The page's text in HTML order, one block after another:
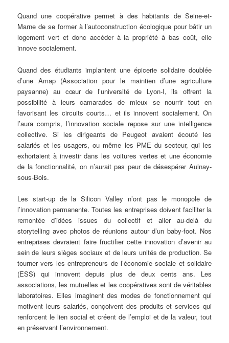
Quand une coopérative permet à des habitants de Seine-et-
Marne de se former à l’autoconstruction écologique pour bâtir un
logement vert et donc accéder à la propriété à bas coût, elle
innove socialement.
Quand des étudiants implantent une épicerie solidaire doublée
d’une Amap (Association pour le maintien d’une agriculture
paysanne) au cœur de l’université de Lyon-I, ils offrent la
possibilité à leurs camarades de mieux se nourrir tout en
favorisant les circuits courts… et ils innovent socialement. On
l’aura compris, l’innovation sociale repose sur une intelligence
collective. Si les dirigeants de Peugeot avaient écouté les
salariés et les usagers, ou même les PME du secteur, qui les
exhortaient à investir dans les voitures vertes et une économie
de la fonctionnalité, on n’aurait pas peur de désespérer Aulnay-
sous-Bois.
Les start-up de la Silicon Valley n’ont pas le monopole de
l’innovation permanente. Toutes les entreprises doivent faciliter la
remontée d’idées issues du collectif et aller au-delà du
storytelling avec photos de réunions autour d’un baby-foot. Nos
entreprises devraient faire fructifier cette innovation d’avenir au
sein de leurs sièges sociaux et de leurs unités de production. Se
tourner vers les entrepreneurs de l’économie sociale et solidaire
(ESS) qui innovent depuis plus de deux cents ans. Les
associations, les mutuelles et les coopératives sont de véritables
laboratoires. Elles imaginent des modes de fonctionnement qui
motivent leurs salariés, conçoivent des produits et services qui
renforcent le lien social et créent de l’emploi et de la valeur, tout
en préservant l’environnement.